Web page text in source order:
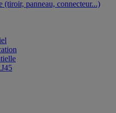
(tiroir, panneau, connecteur...)